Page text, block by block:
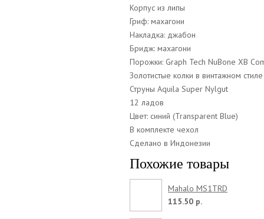
Корпус из липы
Гриф: махагони
Накладка: джабон
Бридж: махагони
Порожки: Graph Tech NuBone XB
Золотистые колки в винтажном стиле
Струны Aquila Super Nylgut
12 ладов
Цвет: синий (Transparent Blue)
В комплекте чехол
Сделано в Индонезии
Похожие товары
Mahalo MS1TRD
115.50 р.